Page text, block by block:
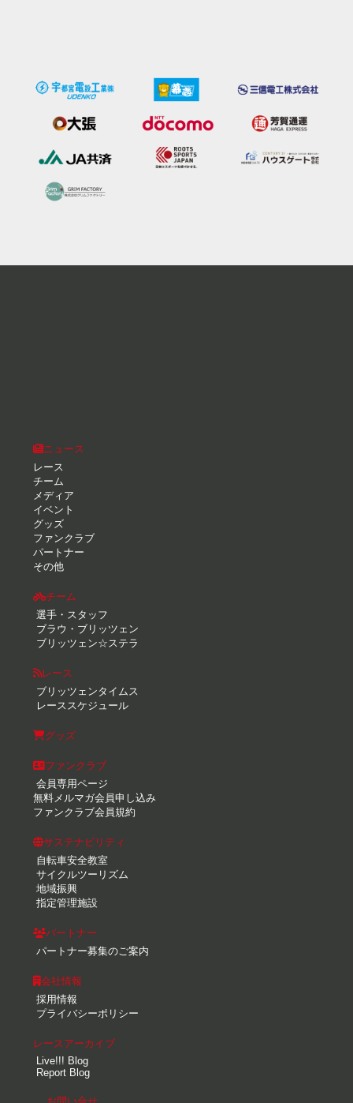
ニュース
レース
チーム
メディア
イベント
グッズ
ファンクラブ
パートナー
その他
チーム
選手・スタッフ
ブラウ・ブリッツェン
ブリッツェン☆ステラ
レース
ブリッツェンタイムス
レーススケジュール
グッズ
ファンクラブ
会員専用ページ
無料メルマガ会員申し込み
ファンクラブ会員規約
サステナビリティ
自転車安全教室
サイクルツーリズム
地域振興
指定管理施設
パートナー
パートナー募集のご案内
会社情報
採用情報
プライバシーポリシー
レースアーカイブ
Live!!! Blog
Report Blog